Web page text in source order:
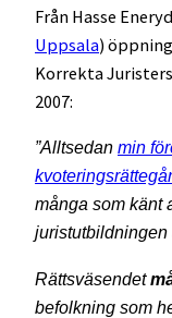
Från Hasse
Uppsala)
Korrekta
2007:
”Alltsedan min
många som känt
juristutbildningen
Rättsväsendet
befolkning som